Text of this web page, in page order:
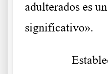
adulterados es
significativo».